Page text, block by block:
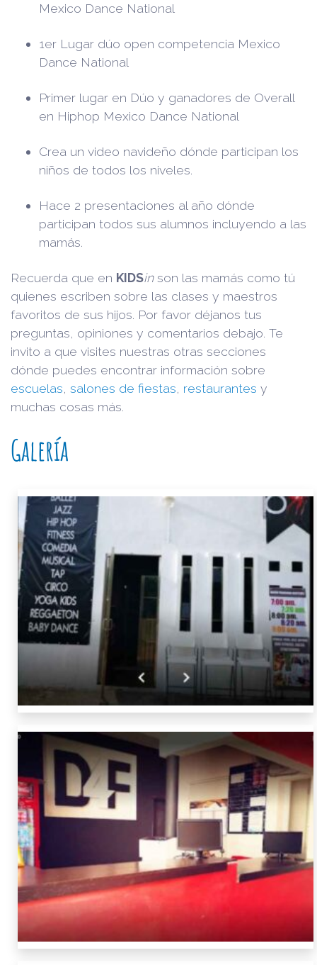
Mexico Dance National
1er Lugar dúo open competencia Mexico
Dance National
Primer lugar en Dúo y ganadores de Overall
en Hiphop Mexico Dance National
Crea un video navideño dónde participan los
niños de todos los niveles.
Hace 2 presentaciones al año dónde
participan todos sus alumnos incluyendo a las
mamás.
Recuerda que en KIDSinson las mamás como tú
quienes escriben sobre las clases y maestros
favoritos de sus hijos. Por favor déjanos tus
preguntas, opiniones y comentarios debajo. Te
invito a que visites nuestras otras secciones
dónde puedes encontrar información sobre
escuelas salones de fiestas restaurantes y
muchas cosas más.
Galería